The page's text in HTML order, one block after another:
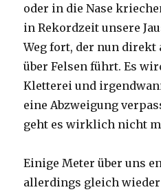
oder in die Nase
in Rekordzeit unsere
Weg fort, der nun direkt
über Felsen führt. Es
Kletterei und
eine Abzweigung
geht es wirklich nicht
Einige Meter über uns
allerdings gleich